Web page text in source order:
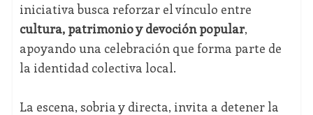
iniciativa busca reforzar el vínculo entre
cultura, patrimonio y devoción popular,
apoyando una celebración que forma parte de
la identidad colectiva local.
La escena, sobria y directa, invita a detener la